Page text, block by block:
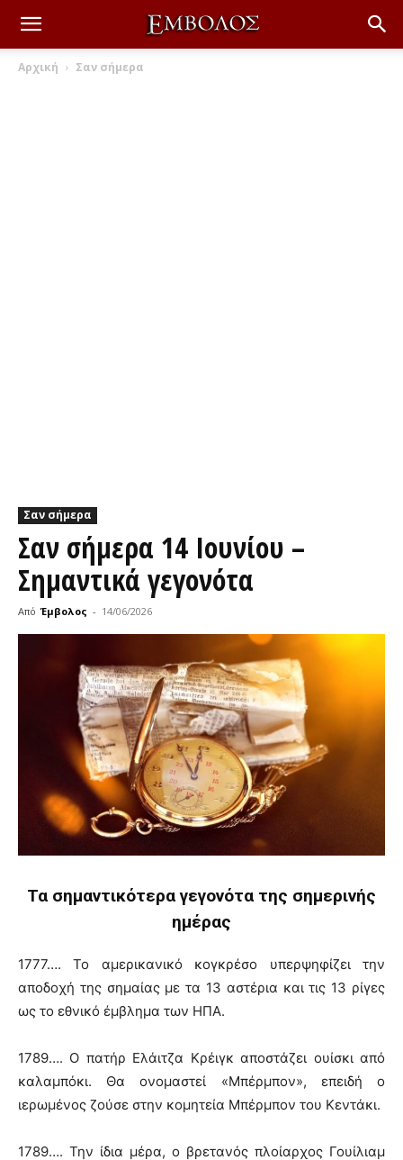
Αρχική Σαν σήμερα
Σαν σήμερα
Σαν σήμερα 14 Ιουνίου –
Σημαντικά γεγονότα
Από Έμβολος - 14/06/2026
Τα σημαντικότερα γεγονότα της σημερινής
ημέρας
1777…. Το αμερικανικό κογκρέσο υπερψηφίζει την
αποδοχή της σημαίας με τα 13 αστέρια και τις 13 ρίγες
ως το εθνικό έμβλημα των ΗΠΑ.
1789…. Ο πατήρ Ελάιτζα Κρέιγκ αποστάζει ουίσκι από
καλαμπόκι. Θα ονομαστεί «Μπέρμπον», επειδή ο
ιερωμένος ζούσε στην κομητεία Μπέρμπον του Κεντάκι.
1789…. Την ίδια μέρα, ο βρετανός πλοίαρχος Γουίλιαμ